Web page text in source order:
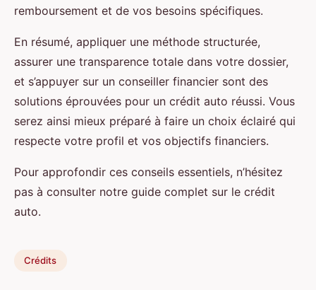
remboursement et de vos besoins spécifiques.
En résumé, appliquer une méthode structurée,
assurer une transparence totale dans votre dossier,
et s’appuyer sur un conseiller financier sont des
solutions éprouvées pour un crédit auto réussi. Vous
serez ainsi mieux préparé à faire un choix éclairé qui
respecte votre profil et vos objectifs financiers.
Pour approfondir ces conseils essentiels, n’hésitez
pas à consulter notre guide complet sur le crédit
auto.
Crédits